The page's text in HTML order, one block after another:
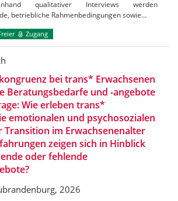
qualitativer Interviews werden
betriebliche Rahmenbedingungen sowie…
Zugang
bei trans* Erwachsenen
Beratungsbedarfe und -angebote
Wie erleben trans*
emotionalen und psychosozialen
Transition im Erwachsenenalter
zeigen sich in Hinblick
oder fehlende
2026